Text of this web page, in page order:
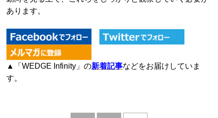
あります。
▲「WEDGE Infinity」の新着記事などをお届けしていま
す。